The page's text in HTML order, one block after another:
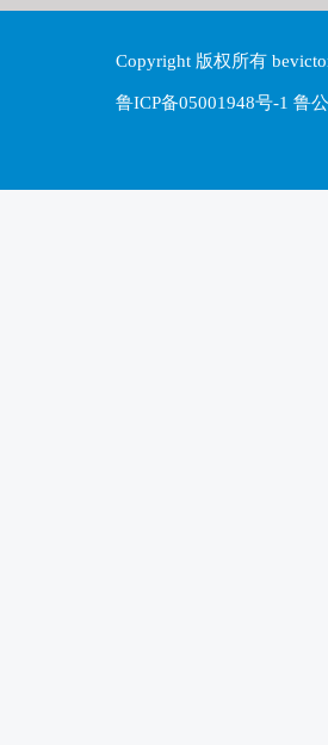
Copyright 版权所有
鲁ICP备05001948号-1 鲁